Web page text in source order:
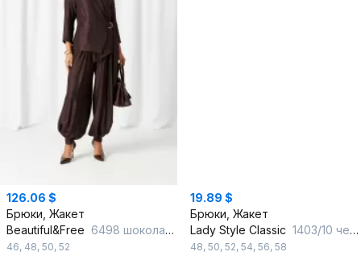
126.06 $
Брюки, Жакет
Beautiful&Free 6498 шоколадный
46, 48, 50, 52
19.89 $
Брюки, Жакет
Lady Style Classic 1403/10 черный_с_фиолетовым
48, 50, 52, 54, 56, 58